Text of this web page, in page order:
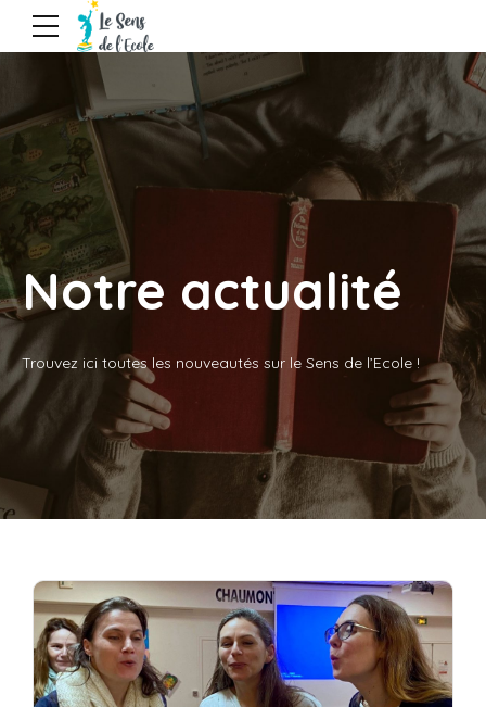
Notre actualité
Trouvez ici toutes les nouveautés sur le Sens de l’Ecole !